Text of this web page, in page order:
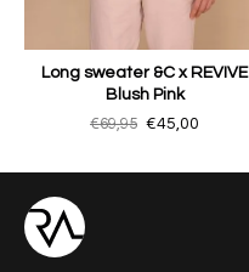
Long sweater &C x REVIVE
Blush Pink
€69,95 €45,00